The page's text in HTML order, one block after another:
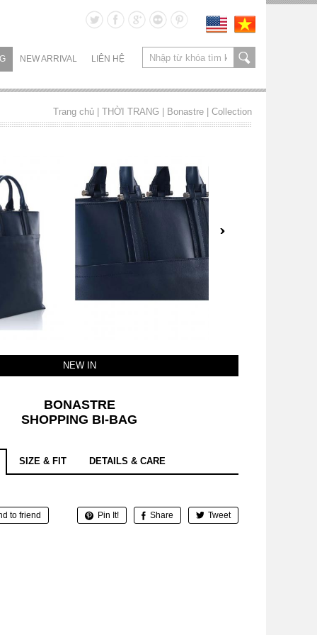
NEW ARRIVAL LIÊN HỆ
Trang chủ | THỜI TRANG | Bonastre Collection
NEW IN
BONASTRE
SHOPPING BI-BAG
SIZE & FIT DETAILS & CARE
Tweet
Share
Pin It!
to friend